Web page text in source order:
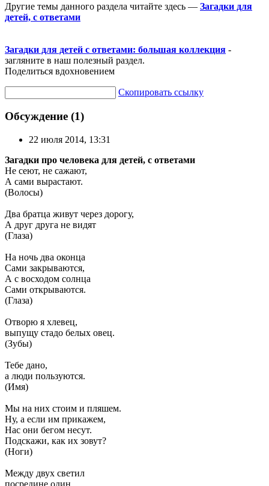
Другие темы данного раздела читайте здесь — Загадки для
детей, с ответами
Загадки для детей с ответами: большая коллекция -
загляните в наш полезный раздел.
Поделиться вдохновением
Скопировать ссылку
Обсуждение (1)
22 июля 2014, 13:31
Загадки про человека для детей, с ответами
Не сеют, не сажают,
А сами вырастают.
(Волосы)
Два братца живут через дорогу,
А друг друга не видят
(Глаза)
На ночь два оконца
Сами закрываются,
А с восходом солнца
Сами открываются.
(Глаза)
Отворю я хлевец,
выпущу стадо белых овец.
(Зубы)
Тебе дано,
а люди пользуются.
(Имя)
Мы на них стоим и пляшем.
Ну, а если им прикажем,
Нас они бегом несут.
Подскажи, как их зовут?
(Ноги)
Между двух светил